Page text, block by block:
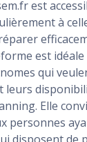
est
à
est
qui
leurs
Elle
personnes